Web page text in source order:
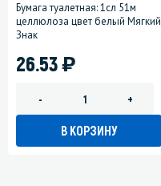
Бумага туалетная: 1сл 51м
целлюлоза цвет белый Мягкий
Знак
26.53)
- +
В КОРЗИНУ